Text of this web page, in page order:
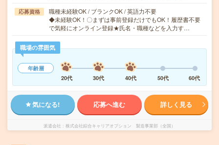
応募資格
職種未経験OK / ブランクOK / 英語力不要
◆未経験OK！〇まずは事前登録だけでもOK！履歴書不要
で気軽にオンライン登録★氏名・職種などを入力す…
職場の雰囲気
年齢層
20代
30代 40代 50代 60代
気になる! 応募へ進む 詳しく見る
派遣会社 株式会社綜合キャリアオプション 製造事業部（全国）